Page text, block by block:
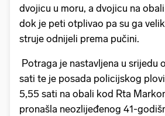
dvojicu u moru, a dvojicu na
dok je peti otplivao pa su ga
struje odnijeli prema pučini.
Potraga je nastavljena u srijedu
sati te je posada policijskog
5,55 sati na obali kod Rta
pronašla neozlijeđenog 41-